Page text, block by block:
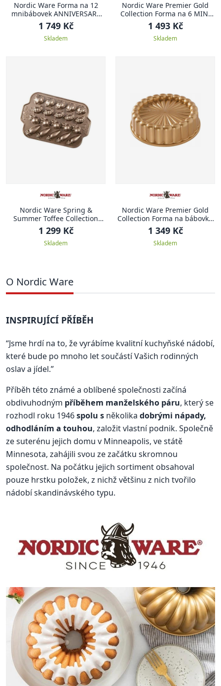
Nordic Ware Forma na 12
mnibábovek ANNIVERSARY
PROPLETENÁ
1 749 Kč
Skladem
Nordic Ware Premier Gold
Collection Forma na 6 MINI
BÁBOVEK 1,4 l
1 493 Kč
Skladem
Nordic Ware Spring &
Summer Toffee Collection
Forma na mini dortíky ve
tvaru zeleniny, champagne,
0.47 l
1 299 Kč
Skladem
Nordic Ware Premier Gold
Collection Forma na bábovku
1,4 l CHARLOTTE
1 349 Kč
Skladem
O Nordic Ware
INSPIRUJÍCÍ PŘÍBĚH
“Jsme hrdí na to, že vyrábíme kvalitní kuchyňské nádobí,
které bude po mnoho let součástí Vašich rodinných
oslav a jídel.”
Příběh této známé a oblíbené společnosti začíná
obdivuhodným příběhem manželského páru, který se
rozhodl roku 1946spolu s několika dobrými nápady,
odhodláním a touhou, založit vlastní podnik. Společně
ze suterénu jejich domu v Minneapolis, ve státě
Minnesota, zahájili svou ze začátku skromnou
společnost. Na počátku jejich sortiment obsahoval
pouze hrstku položek, z nichž většinu z nich tvořilo
nádobí skandinávského typu.